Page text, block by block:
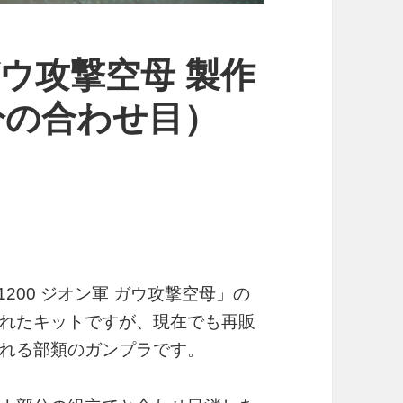
攻撃空母 製作
合わせ目）
ジオン軍 ガウ攻撃空母」の
たキットですが、現在でも再販
る部類のガンプラです。